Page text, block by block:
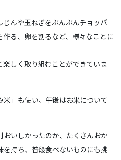
じんや玉ねぎをぶんぶんチョッパ
る、卵を割るなど、様々なことに
しく取り組むことができていま
米」も使い、午後はお米について
おいしかったのか、たくさんおか
を持ち、普段食べないものにも挑